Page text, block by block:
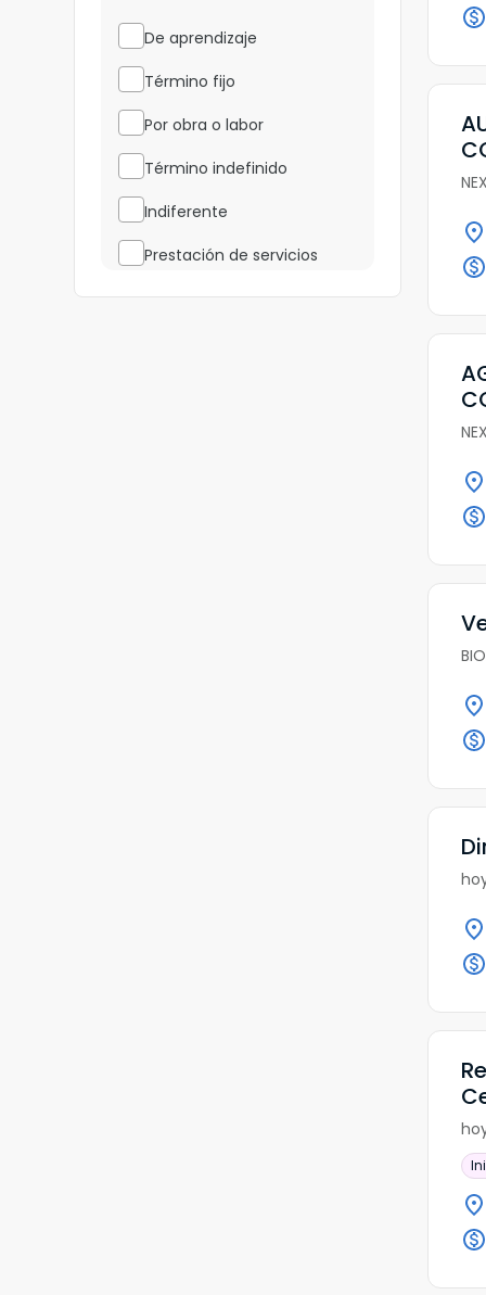
De aprendizaje
Término fijo
Por obra o labor
Término indefinido
Indiferente
Prestación de servicios
Temporal